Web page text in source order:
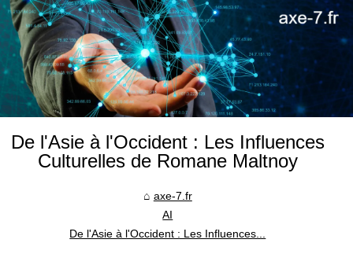
De l'Asie à l'Occident : Les Influences
Culturelles de Romane Maltnoy
axe-7.fr
AI
De l'Asie à l'Occident : Les Influences...